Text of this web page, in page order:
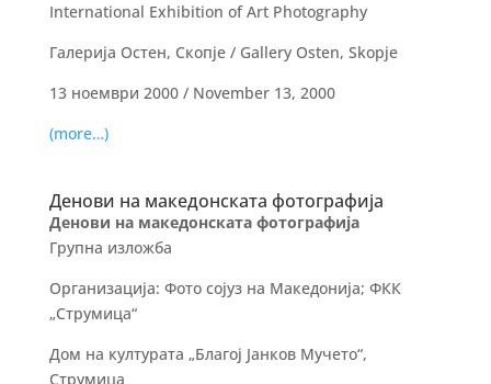
International Exhibition of Art Photography
Галерија Остен, Скопје / Gallery Osten, Skopje
13 ноември 2000 / November 13, 2000
(more…)
Денови на македонската фотографија
Денови на македонската фотографија
Групна изложба
Организација: Фото сојуз на Македонија; ФКК
„Струмица“
Дом на културата „Благој Јанков Мучето“,
Струмица